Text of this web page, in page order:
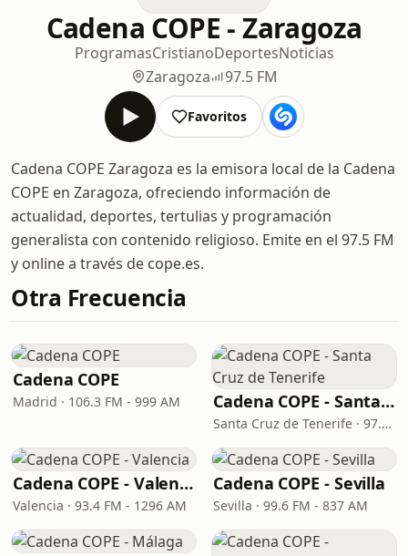
Cadena COPE - Zaragoza
ProgramasCristianoDeportesNoticias
Zaragoza
97.5 FM
Favoritos
Cadena COPE Zaragoza es la emisora local de la Cadena
COPE en Zaragoza, ofreciendo información de
actualidad, deportes, tertulias y programación
generalista con contenido religioso. Emite en el 97.5 FM
y online a través de cope.es.
Otra Frecuencia
Cadena COPE
Madrid · 106.3 FM - 999 AM Cadena COPE - Santa Cruz de Tenerife
Santa Cruz de Tenerife · 97.1 FM - 882 AM
Cadena COPE - Valencia
Valencia · 93.4 FM - 1296 AM
Cadena COPE - Sevilla
Sevilla · 99.6 FM - 837 AM